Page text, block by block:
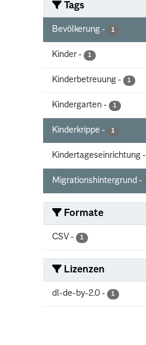
Tags
Bevölkerung - 1
Kinder - 1
Kinderbetreuung - 1
Kindergarten - 1
Kinderkrippe - 1
Kindertageseinrichtung -
Migrationshintergrund -
Formate
CSV - 1
Lizenzen
dl-de-by-2.0 - 1